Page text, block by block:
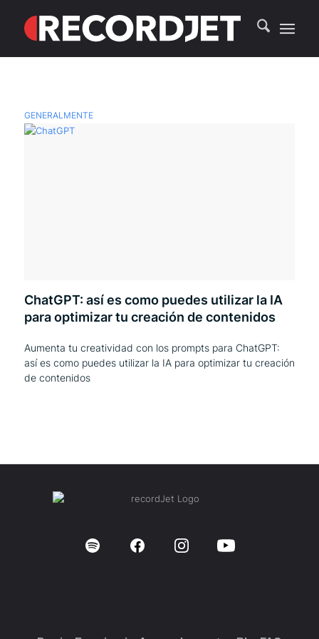
GENERALMENTE
ChatGPT: así es como puedes utilizar la IA
para optimizar tu creación de contenidos
Aumenta tu creatividad con los prompts para ChatGPT:
así es como puedes utilizar la IA para optimizar tu creación
de contenidos